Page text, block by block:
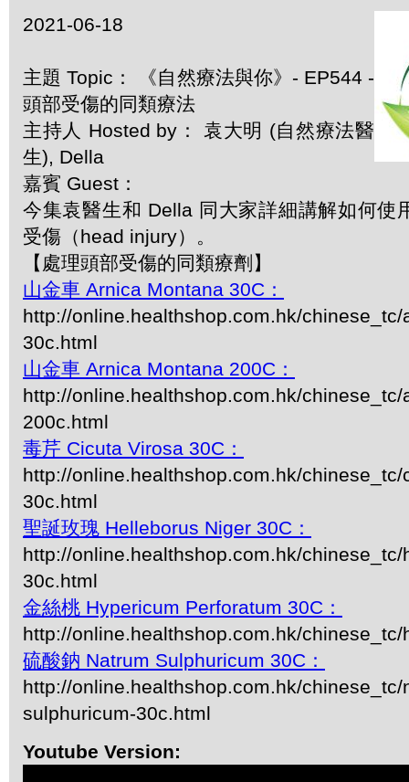
2021-06-18
主題 Topic： 《自然療法與你》- EP544 -
頭部受傷的同類療法
主持人 Hosted by： 袁大明 (自然療法醫
生), Della
嘉賓 Guest：
今集袁醫生和 Della 同大家詳細講解如何使
受傷（head injury）。
【處理頭部受傷的同類療劑】
山金車 Arnica Montana 30C：
http://online.healthshop.com.hk/
30c.html
山金車 Arnica Montana 200C：
http://online.healthshop.com.hk/
200c.html
毒芹 Cicuta Virosa 30C：
http://online.healthshop.com.hk/
30c.html
聖誕玫瑰 Helleborus Niger 30C：
http://online.healthshop.com.hk/
30c.html
金絲桃 Hypericum Perforatum 30C：
http://online.healthshop.com.hk/
硫酸鈉 Natrum Sulphuricum 30C：
http://online.healthshop.com.hk/chinese_tc/
sulphuricum-30c.html
Youtube Version: